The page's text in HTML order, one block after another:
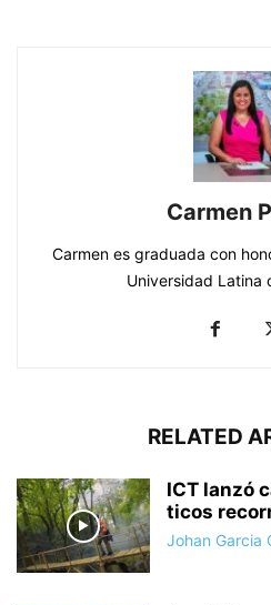
Carmen
Carmen es graduada con
Universidad Latina
RELATED
ICT lanzó
ticos
Johan Garcia